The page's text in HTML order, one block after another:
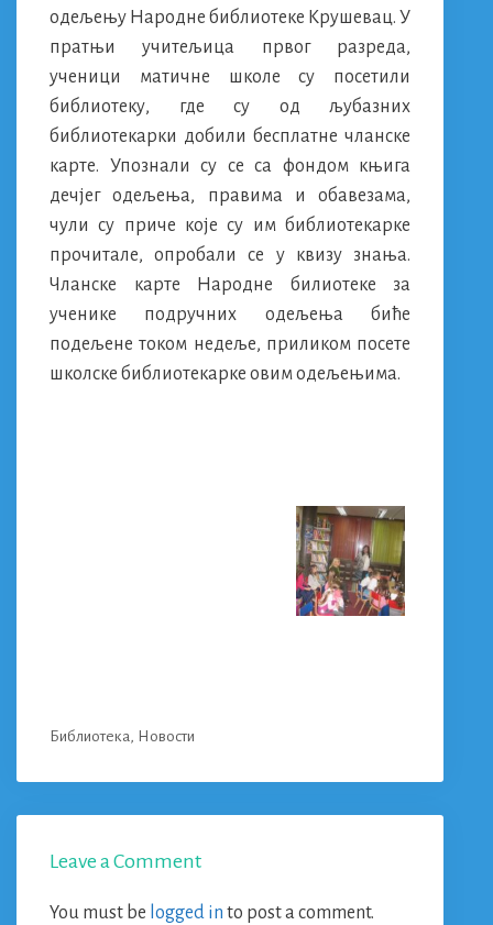
одељењу Народне библиотеке Крушевац. У
пратњи учитељица првог разреда,
ученици матичне школе су посетили
библиотеку, где су од љубазних
библиотекарки добили бесплатне чланске
карте. Упознали су се са фондом књига
дечјег одељења, правима и обавезама,
чули су приче које су им библиотекарке
прочитале, опробали се у квизу знања.
Чланске карте Народне билиотеке за
ученике подручних одељења биће
подељене током недеље, приликом посете
школске библиотекарке овим одељењима.
Categories
Библиотека, Новости
Leave a Comment
You must be logged in to post a comment.